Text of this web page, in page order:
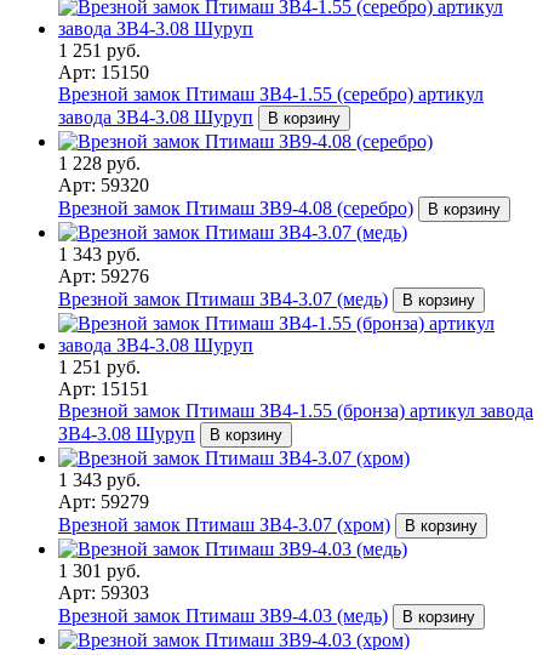
1 251 руб.
Арт: 15150
Врезной замок Птимаш ЗВ4-1.55 (серебро) артикул
завода ЗВ4-3.08 Шуруп
В корзину
1 228 руб.
Арт: 59320
Врезной замок Птимаш ЗВ9-4.08 (серебро)
В корзину
1 343 руб.
Арт: 59276
Врезной замок Птимаш ЗВ4-3.07 (медь)
В корзину
1 251 руб.
Арт: 15151
Врезной замок Птимаш ЗВ4-1.55 (бронза) артикул завода
ЗВ4-3.08 Шуруп
В корзину
1 343 руб.
Арт: 59279
Врезной замок Птимаш ЗВ4-3.07 (хром)
В корзину
1 301 руб.
Арт: 59303
Врезной замок Птимаш ЗВ9-4.03 (медь)
В корзину